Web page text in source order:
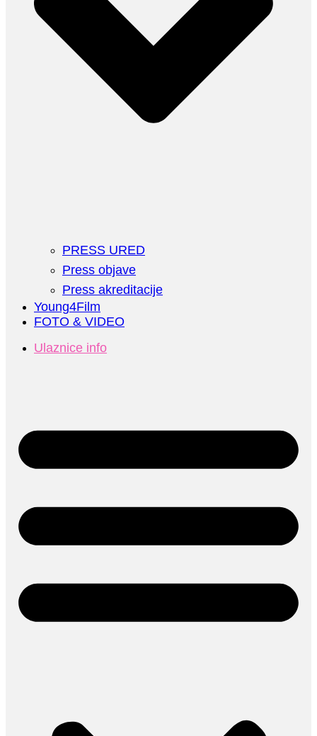
PRESS URED
Press objave
Press akreditacije
Young4Film
FOTO & VIDEO
Ulaznice info